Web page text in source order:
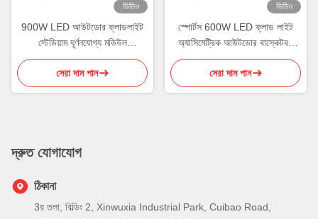
ভিডিও
900W LED আউটডোর ফ্লাডলাইট
স্টেডিয়াম ঘূর্ণনযোগ্য মডিউল
অ্যালুমিনিয়াম হাউজিং ROHS
সেরা দাম পান
ভিডিও
স্পোর্টস 600W LED ফ্লাড লাইট
অ্যাসিমেট্রিক আউটডোর বাস্কেটবল
লাইটিং
সেরা দাম পান
দ্রুত যোগাযোগ
ঠিকানা
3য় তলা, বিল্ডিং 2, Xinwuxia Industrial Park, Cuibao Road,